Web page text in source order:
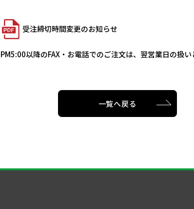
受注締切時間変更のお知らせ
PM5:00以降のFAX・お電話でのご注文は、翌営業日の扱
一覧へ戻る